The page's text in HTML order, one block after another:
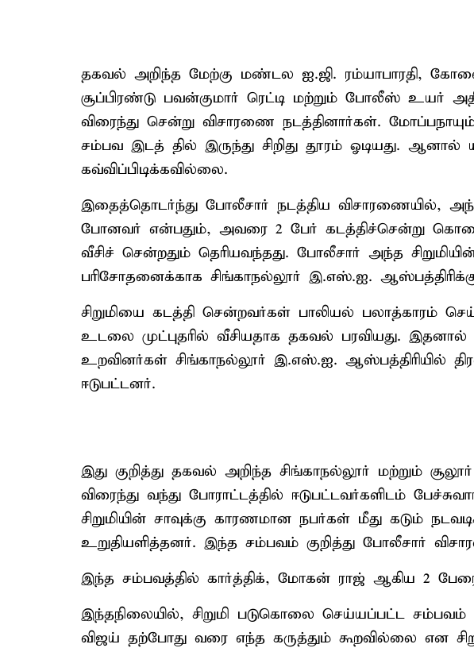
தகவல் அறிந்த மேற்கு மண்டல ஐ.ஜி. ரம்யாபாரதி,
சூப்பிரண்டு பவன்குமார் ரெட்டி மற்றும் போலீஸ் உயர்
விரைந்து சென்று விசாரணை நடத்தினார்கள்.
சம்பவ இடத் தில் இருந்து சிறிது தூரம் ஓடியது. ஆனால்
கவ்விப்பிடிக்கவில்லை.
இதைத்தொடர்ந்து போலீசார் நடத்திய விசாரணையில்,
போனவர் என்பதும், அவரை 2 பேர் கடத்திச்சென்று
வீசிச் சென்றதும் தெரியவந்தது. போலீசார் அந்த
பரிசோதனைக்காக சிங்காநல்லூர் இ.எஸ்.ஐ.
சிறுமியை கடத்தி சென்றவர்கள் பாலியல் பலாத்காரம்
உடலை முட்புதரில் வீசியதாக தகவல் பரவியது. இதனால்
உறவினர்கள் சிங்காநல்லூர் இ.எஸ்.ஐ. ஆஸ்பத்திரியில்
ஈடுபட்டனர்.
இது குறித்து தகவல் அறிந்த சிங்காநல்லூர் மற்றும்
விரைந்து வந்து போராட்டத்தில் ஈடுபட்டவர்களிடம்
சிறுமியின் சாவுக்கு காரணமான நபர்கள் மீது கடும்
உறுதியளித்தனர். இந்த சம்பவம் குறித்து போலீசார்
இந்த சம்பவத்தில் கார்த்திக், மோகன் ராஜ் ஆகிய 2
இந்தநிலையில், சிறுமி படுகொலை செய்யப்பட்ட
விஜய் தற்போது வரை எந்த கருத்தும் கூறவில்லை என